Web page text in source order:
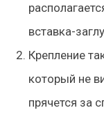
вставка-
Крепление
который не
прячется за